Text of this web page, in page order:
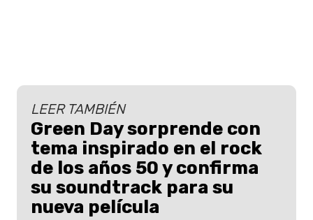
LEER TAMBIÉN
Green Day sorprende con
tema inspirado en el rock
de los años 50 y confirma
su soundtrack para su
nueva película